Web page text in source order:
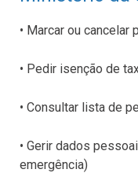
• Marcar ou
• Pedir isenção de
• Consultar lista de
• Gerir dados
emergência)